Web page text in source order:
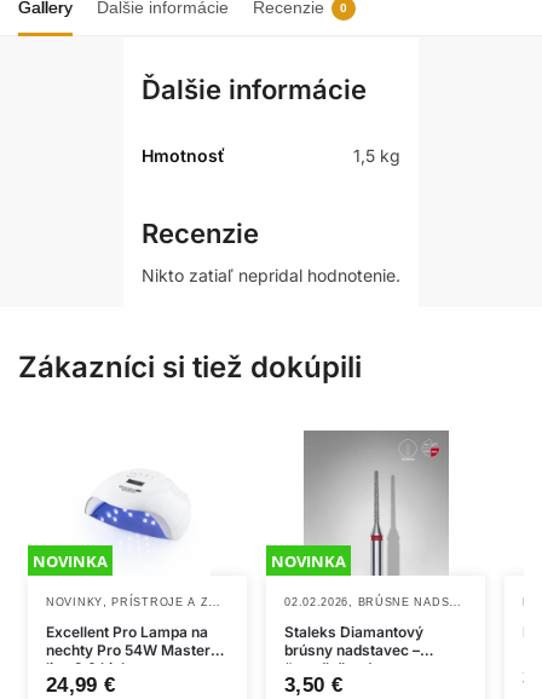
Gallery Ďalšie informácie Recenzie 0
Ďalšie informácie
Hmotnosť 1,5 kg
Recenzie
Nikto zatiaľ nepridal hodnotenie.
Zákazníci si tiež dokúpili
NOVINKA
NOVINKY ,PRÍSTROJE A ZARIADENIA ,UV/LED LAMPY
Excellent Pro Lampa na
nechty Pro 54W Master
line 2.0 biela
24,99 €
NOVINKA
02.02.2026 , BRÚSNE NADSTAVCE A KOTÚČE
Staleks Diamantový
brúsny nadstavec –
“needle” red –
FA80R010/10
3,50 €